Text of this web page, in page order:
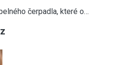
čerpadla, které o…